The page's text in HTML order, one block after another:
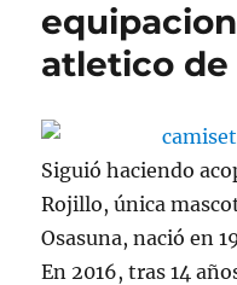
atletico de
Siguió haciendo
Rojillo, única
Osasuna, nació en
En 2016, tras 14